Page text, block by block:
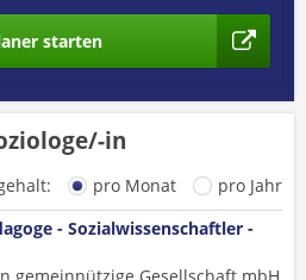
starten
in
pro Monat
pro Jahr
- Sozialwissenschaftler -